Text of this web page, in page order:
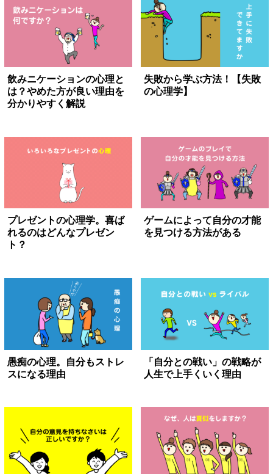
飲みニケーションの心理と
は？やめた方が良い理由を
分かりやすく解説
失敗から学ぶ方法！【失敗
の心理学】
プレゼントの心理学。喜ば
れるのはどんなプレゼン
ト？
ゲームによって自分の才能
を見つける方法がある
愚痴の心理。自分もストレ
スになる理由
「自分との戦い」の戦略が
人生で上手くいく理由